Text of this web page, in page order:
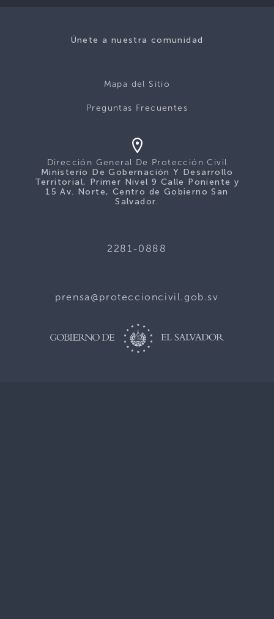
Únete a nuestra comunidad
Mapa del Sitio
Preguntas Frecuentes
Dirección General De Protección Civil
Ministerio De Gobernación Y Desarrollo
Territorial, Primer Nivel 9 Calle Poniente y
15 Av. Norte, Centro de Gobierno San
Salvador.
2281-0888
prensa@proteccioncivil.gob.sv